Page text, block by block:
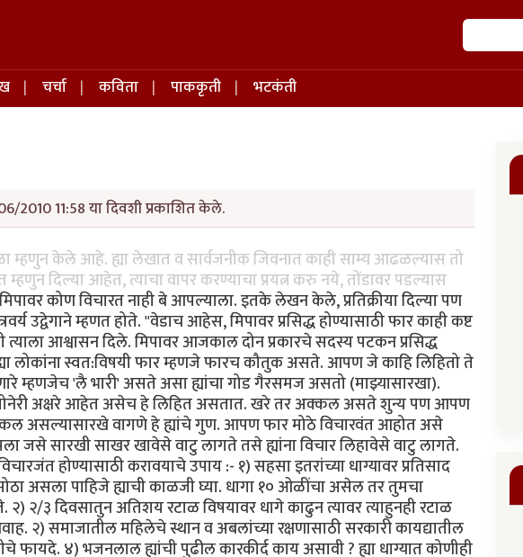
शोध
चर्चा कविता पाककृती
भटकंती
2010 11:58 या दिवशी प्रकाशित केले.
केले आहे. ह्या लेखात व सार्वजनीक जिवनात काही साम्य आढळल्यास तो
दिल्या आहेत, त्याचा वापर करण्याचा प्रयत्न करु नये, तोंडावर पडल्यास
मिपावर कोण विचारत नाही बे आपल्याला. इतके लेखन केले, प्रतिक्रीया दिल्या पण
म्हणत होते. "वेडाच आहेस, मिपावर प्रसिद्ध होण्यासाठी फार काही कष्ट
आश्वासन दिले. मिपावर आजकाल दोन प्रकारचे सदस्य पटकन प्रसिद्ध
लोकांना स्वत:विषयी फार म्हणजे फारच कौतुक असते. आपण जे काहि लिहितो ते
म्हणजेच 'लै भारी' असते असा ह्यांचा गोड गैरसमज असतो (माझ्यासारखा).
अक्षरे आहेत असेच हे लिहित असतात. खरे तर अक्कल असते शुन्य पण आपण
असल्यासारखे वागणे हे ह्यांचे गुण. आपण फार मोठे विचारवंत आहोत असे
जसे सारखी साखर खावेसे वाटु लागते तसे ह्यांना विचार लिहावेसे वाटु लागते.
होण्यासाठी करावयाचे उपाय :- १) सहसा इतरांच्या धाग्यावर प्रतिसाद
मोठा असला पाहिजे ह्याची काळजी घ्या. धागा १० ओळींचा असेल तर तुमचा
२/३ दिवसातुन अतिशय रटाळ विषयावर धागे काढुन त्यावर त्याहुनही रटाळ
२) समाजातील महिलेचे स्थान व अबलांच्या रक्षणासाठी सरकारी कायद्यातील
४) भजनलाल ह्यांची पुढील कारकीर्द काय असावी ? ह्या धाग्यात कोणीही